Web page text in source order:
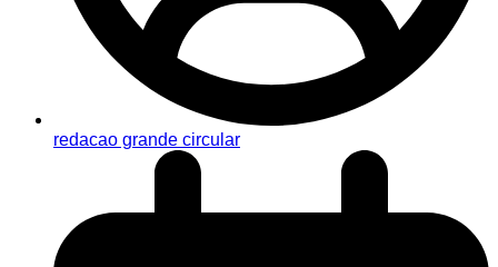
redacao grande circular